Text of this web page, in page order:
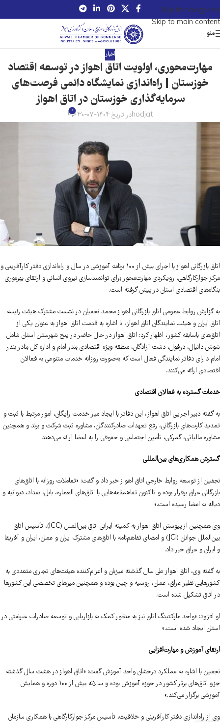
Skip to navigation
Skip to main content
منو
اخبار
مهارت‌محوری، اولویت اتاق اهواز در توسعه اقتصاد
خوزستان | راه‌اندازی نمایشگاه دائمی فرصت‌های
سرمایه‌گذاری خوزستان در اتاق اهواز
hodjatدر تاریخ 1404-07-30 0
اتاق بازرگانی اهواز با اجرای بیش از ۱۰۰ برنامه آموزشی در سال و راه‌اندازی دفتر کارآفرینی و
مرکز جوارکارگاهی، رویکردی مهارت‌محور برای توانمندسازی نیروی انسانی و ارتقای بهره‌وری
بنگاه‌های اقتصادی استان در پیش گرفته است.
به گزارش روابط عمومی اتاق بازرگانی اهواز محمد نجفیان در نشست مشترک هیئت رئیسه
اتاق ایران و هیئت نمایندگان اتاق اهواز، با اشاره به قدمت اتاق اهواز به عنوان یکی از
اتاق‌های باسابقه کشور، اظهار کرد: اتاق اهواز در حال حاضر در پنج شهرستان استان شامل
شوش دانیال، دزفول، دشت آزادگان، منطقه ویژه اقتصادی بندر امام و اداره کل بنادر بندر
امام دارای دفاتر نمایندگی فعال است که به‌صورت روزانه خدمات متنوعی به فعالان
اقتصادی ارائه می‌کنند.
خدمات گسترده به فعالان اقتصادی
به گفته دبیر اجرایی اتاق اهواز، این دفاتر با ایجاد میز خدمت رایگان، امور مرتبط با ثبت و
تمدید کارت‌های بازرگانی، رفع تعهدات صادرکنندگان، مشاوره ثبت شرکت و برند و همچنین
مشاوره مالیاتی، گمرکی، تأمین اجتماعی و حقوقی را به اعضا ارائه می‌دهند.
گسترش همکاری‌های بین‌المللی
نجفیان از توسعه روابط خارجی اتاق اهواز خبر داد و گفت: «تعاملات روزانه با اتاق‌های
بازرگانی عراق برقرار بوده و تاکنون تفاهم‌نامه‌هایی با اتاق‌های العماره، بابل، بغداد، دیوانیه و
دیاله به امضا رسیده است.»
وی همچنین از پیوستن اتاق اهواز به کمیته ایرانی اتاق بین‌الملل (ICC)، تأسیس اتاق
بین‌الملل جوانان (JCI) و امضای تفاهم‌نامه با اتاق‌های مشترک ایران و عمان، ایران و آفریقا
و ایران و عراق خبر داد.
به گفته وی، اتاق اهواز طی سال گذشته میزبان و اعزام‌کننده هیئت‌های تجاری متعددی به
کشورهایی نظیر عراق، عمان، روسیه و چین بوده و همچنین میزهای تخصصی این کشورها
در اتاق تشکیل شده است.
او افزود: «واحد مارکتینگ اتاق نیز به منظور کمک به بازاریابی و توسعه صادرات غیرنفتی در
استان ایجاد شده است.»
ارتقای آموزش و مهارت‌افزایی
نجفیان با اشاره به عملکرد درخشان واحد آموزش گفت: «اتاق اهواز در هشت سال گذشته
جزو اتاق‌های برتر کشور در حوزه آموزش بوده و سالانه بیش از ۱۰۰ دوره و همایش
آموزشی برگزار می‌کند.»
وی از راه‌اندازی دفتر کارآفرینی و خلاقیت، تأسیس مرکز جوارکارگاهی با همکاری سازمان